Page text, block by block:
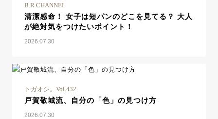
B.R.CHANNEL
清潔感命！ 女子は短パンのどこを見てる？ 大人
が絶対気をつけたいポイント！
2026.07.30
トガオシ。Vol.432
戸賀敬城流、自分の「色」の見つけ方
2026.07.30